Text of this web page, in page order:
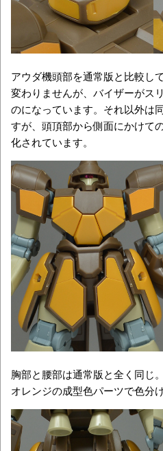
アウダ機頭部を通常版と比較し
変わりませんが、バイザーがス
のになっています。それ以外は
すが、頭頂部から側面にかけて
化されています。
胸部と腰部は通常版と全く同じ
オレンジの成型色パーツで色分